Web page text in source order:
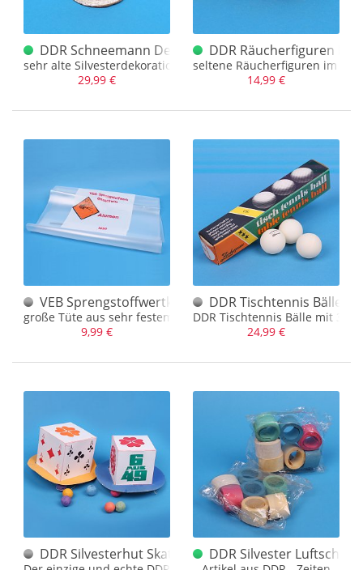
DDR Schneemann Dekoration alt
sehr alte Silvesterdekoration aus der DDR
29,99 €
DDR Räucherfiguren
seltene Räucherfiguren im 2er
14,99 €
VEB Sprengstoffwertk Gnaschwitz Tüte
große Tüte aus sehr festem Material
9,99 €
DDR Tischtennis Bälle
DDR Tischtennis Bälle mit 3
24,99 €
DDR Silvesterhut Skat Tele LottoDDR Silvester